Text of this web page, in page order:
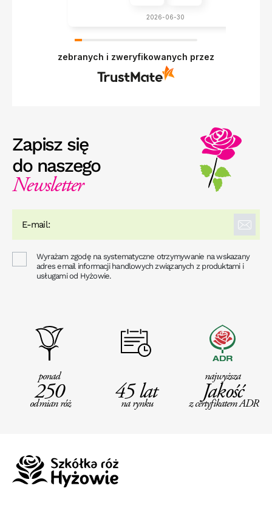
2026-06-30
zebranych i zweryfikowanych przez
Zapisz się
do naszego
Newsletter
Wyrażam zgodę na systematyczne otrzymywanie na wskazany
adres email informacji handlowych związanych z produktami i
usługami od Hyżowie.
ponad
250
odmian róż
45 lat
na rynku
najwyższa
Jakość
z certyfikatem ADR